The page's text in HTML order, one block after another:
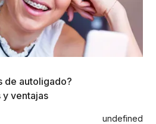
de autoligado?
y ventajas
undefined